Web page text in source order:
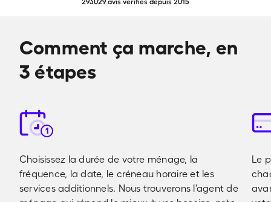
Comment ça marche, en
3 étapes
1
Choisissez la durée de votre ménage, la
fréquence, la date, le créneau horaire et les
services additionnels. Nous trouverons l'agent de
Le